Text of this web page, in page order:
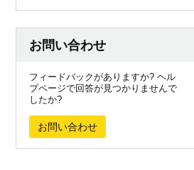
お問い合わせ
フィードバックがありますか? ヘル
プページで回答が見つかりませんで
したか?
お問い合わせ